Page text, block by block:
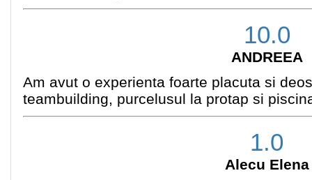
10.0
ANDREEA
Am avut o experienta foarte placuta si
teambuilding, purcelusul la protap si
1.0
Alecu Elena